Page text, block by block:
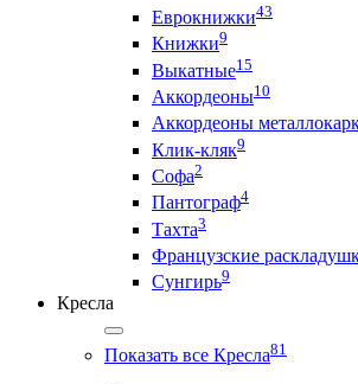
Еврокнижки43
Книжки9
Выкатные15
Аккордеоны10
Аккордеоны
Клик-кляк9
Софа2
Пантограф4
Тахта3
Французские
Сунгирь9
Кресла
Показать все Кресла81